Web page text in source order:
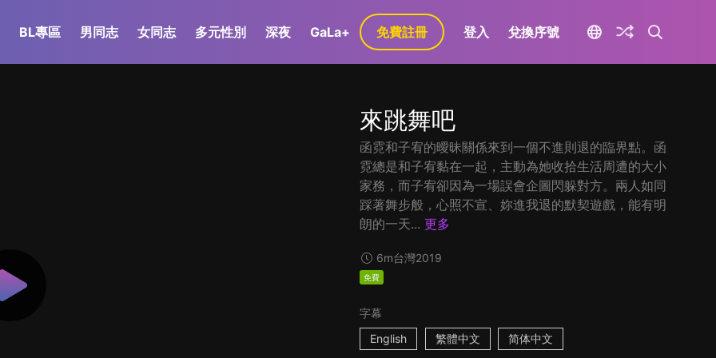
BL專區 男同志 女同志 多元性別 深夜 GaLa+ 免費註冊 登入 兌換序號
來跳舞吧
函霓和子宥的曖昧關係來到一個不進則退的臨界點。函
霓總是和子宥黏在一起，主動為她收拾生活周遭的大小
家務，而子宥卻因為一場誤會企圖閃躲對方。兩人如同
踩著舞步般，心照不宣、妳進我退的默契遊戲，能有明
朗的一天... 更多
6m台灣2019
免費
字幕
English
繁體中文 简体中文